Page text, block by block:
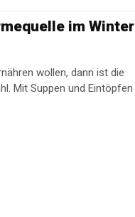
im Winter
wollen, dann ist die
Mit Suppen und Eintöpfen